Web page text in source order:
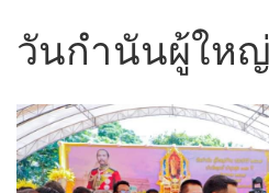
วันกำนันผู้ให